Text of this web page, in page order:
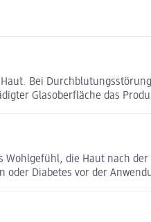
Bei
Glasoberfläche das
die Haut nach
Diabetes vor der